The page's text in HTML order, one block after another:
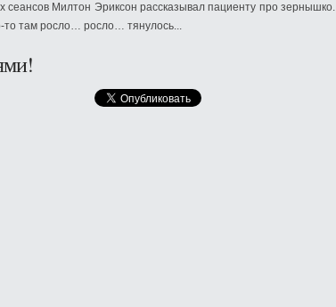
сеансов Милтон Эриксон рассказывал пациенту про зернышко.
то там росло… росло… тянулось...